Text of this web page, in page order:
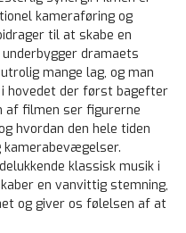
kameraføring og
til at skabe en
dramaets
mange lag, og man
hovedet der først bagefter
af filmen ser figurerne
hvordan den hele tiden
kamerabevægelser.
klassisk musik i
en vanvittig stemning,
og giver os følelsen af at